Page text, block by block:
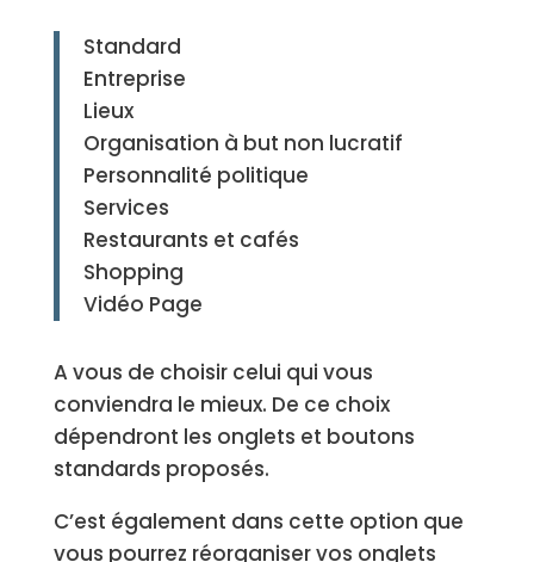
Standard
Entreprise
Lieux
Organisation à but non lucratif
Personnalité politique
Services
Restaurants et cafés
Shopping
Vidéo Page
A vous de choisir celui qui vous
conviendra le mieux. De ce choix
dépendront les onglets et boutons
standards proposés.
C’est également dans cette option que
vous pourrez réorganiser vos onglets